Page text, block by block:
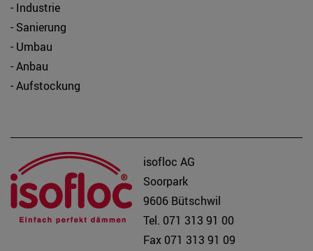
- Industrie
- Sanierung
- Umbau
- Anbau
- Aufstockung
isofloc AG
Soorpark
9606 Bütschwil
Tel. 071 313 91 00
Fax 071 313 91 09